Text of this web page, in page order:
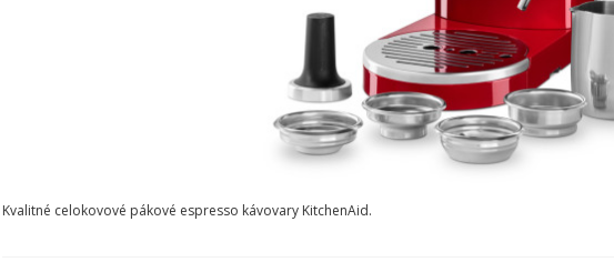
Kvalitné celokovové pákové espresso kávovary KitchenAid.